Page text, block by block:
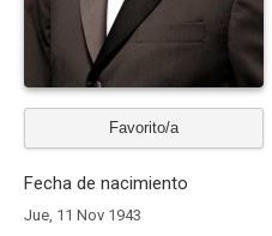
Favorito/a
Fecha de nacimiento
Jue, 11 Nov 1943